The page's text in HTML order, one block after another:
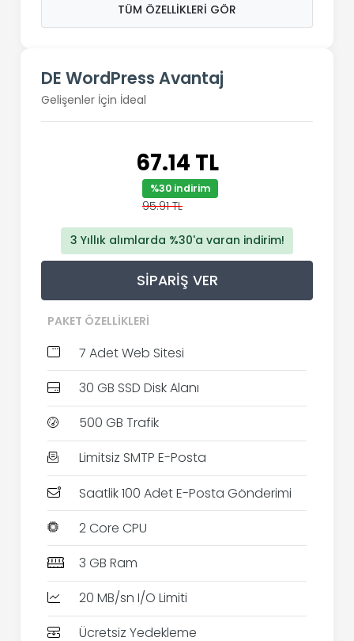
TÜM ÖZELLIKLERI GÖR
DE WordPress Avantaj
Gelişenler İçin İdeal
67.14 TL
%30 indirim
95.91 TL
3 Yıllık alımlarda %30'a varan indirim!
SIPARIŞ VER
PAKET ÖZELLIKLERI
7 Adet Web Sitesi
30 GB SSD Disk Alanı
500 GB Trafik
Limitsiz SMTP E-Posta
Saatlik 100 Adet E-Posta Gönderimi
2 Core CPU
3 GB Ram
20 MB/sn I/O Limiti
Ücretsiz Yedekleme